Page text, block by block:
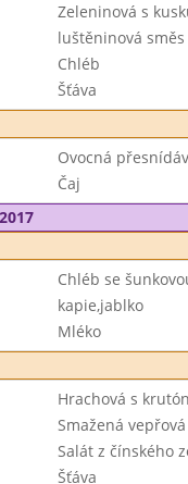
Zeleninová s
luštěninová
Chléb
Šťáva
Ovocná
Čaj
Chléb se
kapie,jablko
Mléko
Hrachová s
Smažená
Salát z čínského
Šťáva